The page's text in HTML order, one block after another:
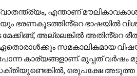
എന്താണ്
ഭരണകൂടത്തിൻ്റെ ഭാഷയിൽ
അല്ലെങ്കിൽ അതിൻ്റെ
സമകാലികമായ
പോന്ന കാര്യങ്ങളാണ്. മുപ്പത്
ഒരുപക്ഷേ അടുത്ത